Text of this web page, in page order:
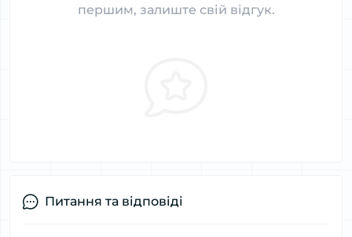
першим, залиште свій відгук.
Питання та відповіді